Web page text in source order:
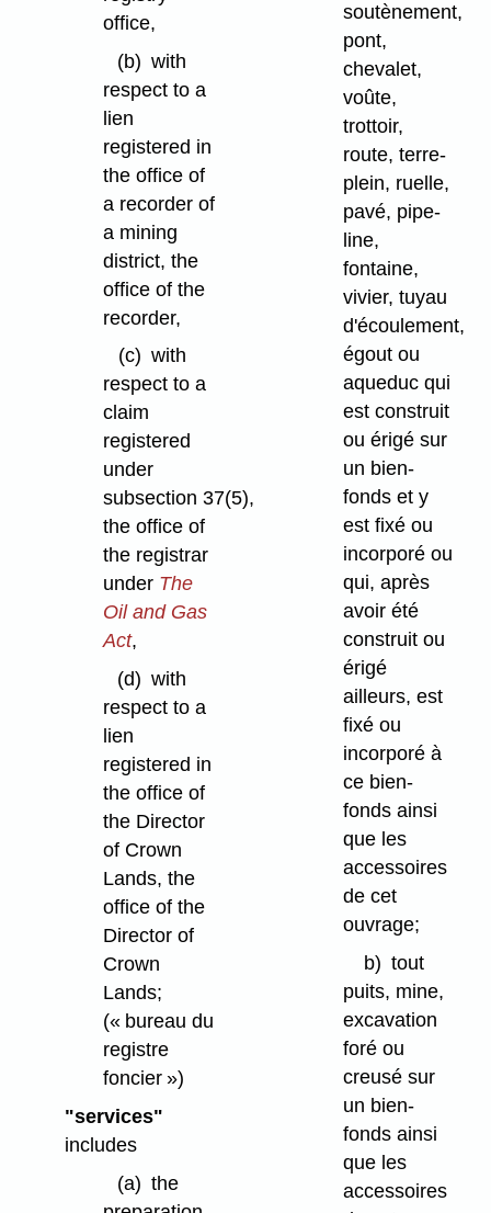
office,
(b) with
respect to a
lien
registered in
the office of
a recorder of
a mining
district, the
office of the
recorder,
(c) with
respect to a
claim
registered
under
subsection 37(5),
the office of
the registrar
under The
Oil and Gas
Act,
(d) with
respect to a
lien
registered in
the office of
the Director
of Crown
Lands, the
office of the
Director of
Crown
Lands;
(« bureau du
registre
foncier »)
"services"
includes
(a) the
soutènement,
pont,
chevalet,
voûte,
trottoir,
route, terre-
plein, ruelle,
pavé, pipe-
line,
fontaine,
vivier, tuyau
d'écoulement,
égout ou
aqueduc qui
est construit
ou érigé sur
un bien-
fonds et y
est fixé ou
incorporé ou
qui, après
avoir été
construit ou
érigé
ailleurs, est
fixé ou
incorporé à
ce bien-
fonds ainsi
que les
accessoires
de cet
ouvrage;
b) tout
puits, mine,
excavation
foré ou
creusé sur
un bien-
fonds ainsi
que les
accessoires